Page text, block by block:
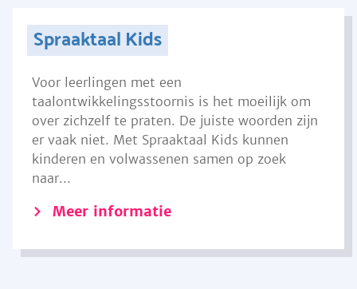
Spraaktaal Kids
Voor leerlingen met een
taalontwikkelingsstoornis is het moeilijk om
over zichzelf te praten. De juiste woorden zijn
er vaak niet. Met Spraaktaal Kids kunnen
kinderen en volwassenen samen op zoek
naar...
Meer informatie